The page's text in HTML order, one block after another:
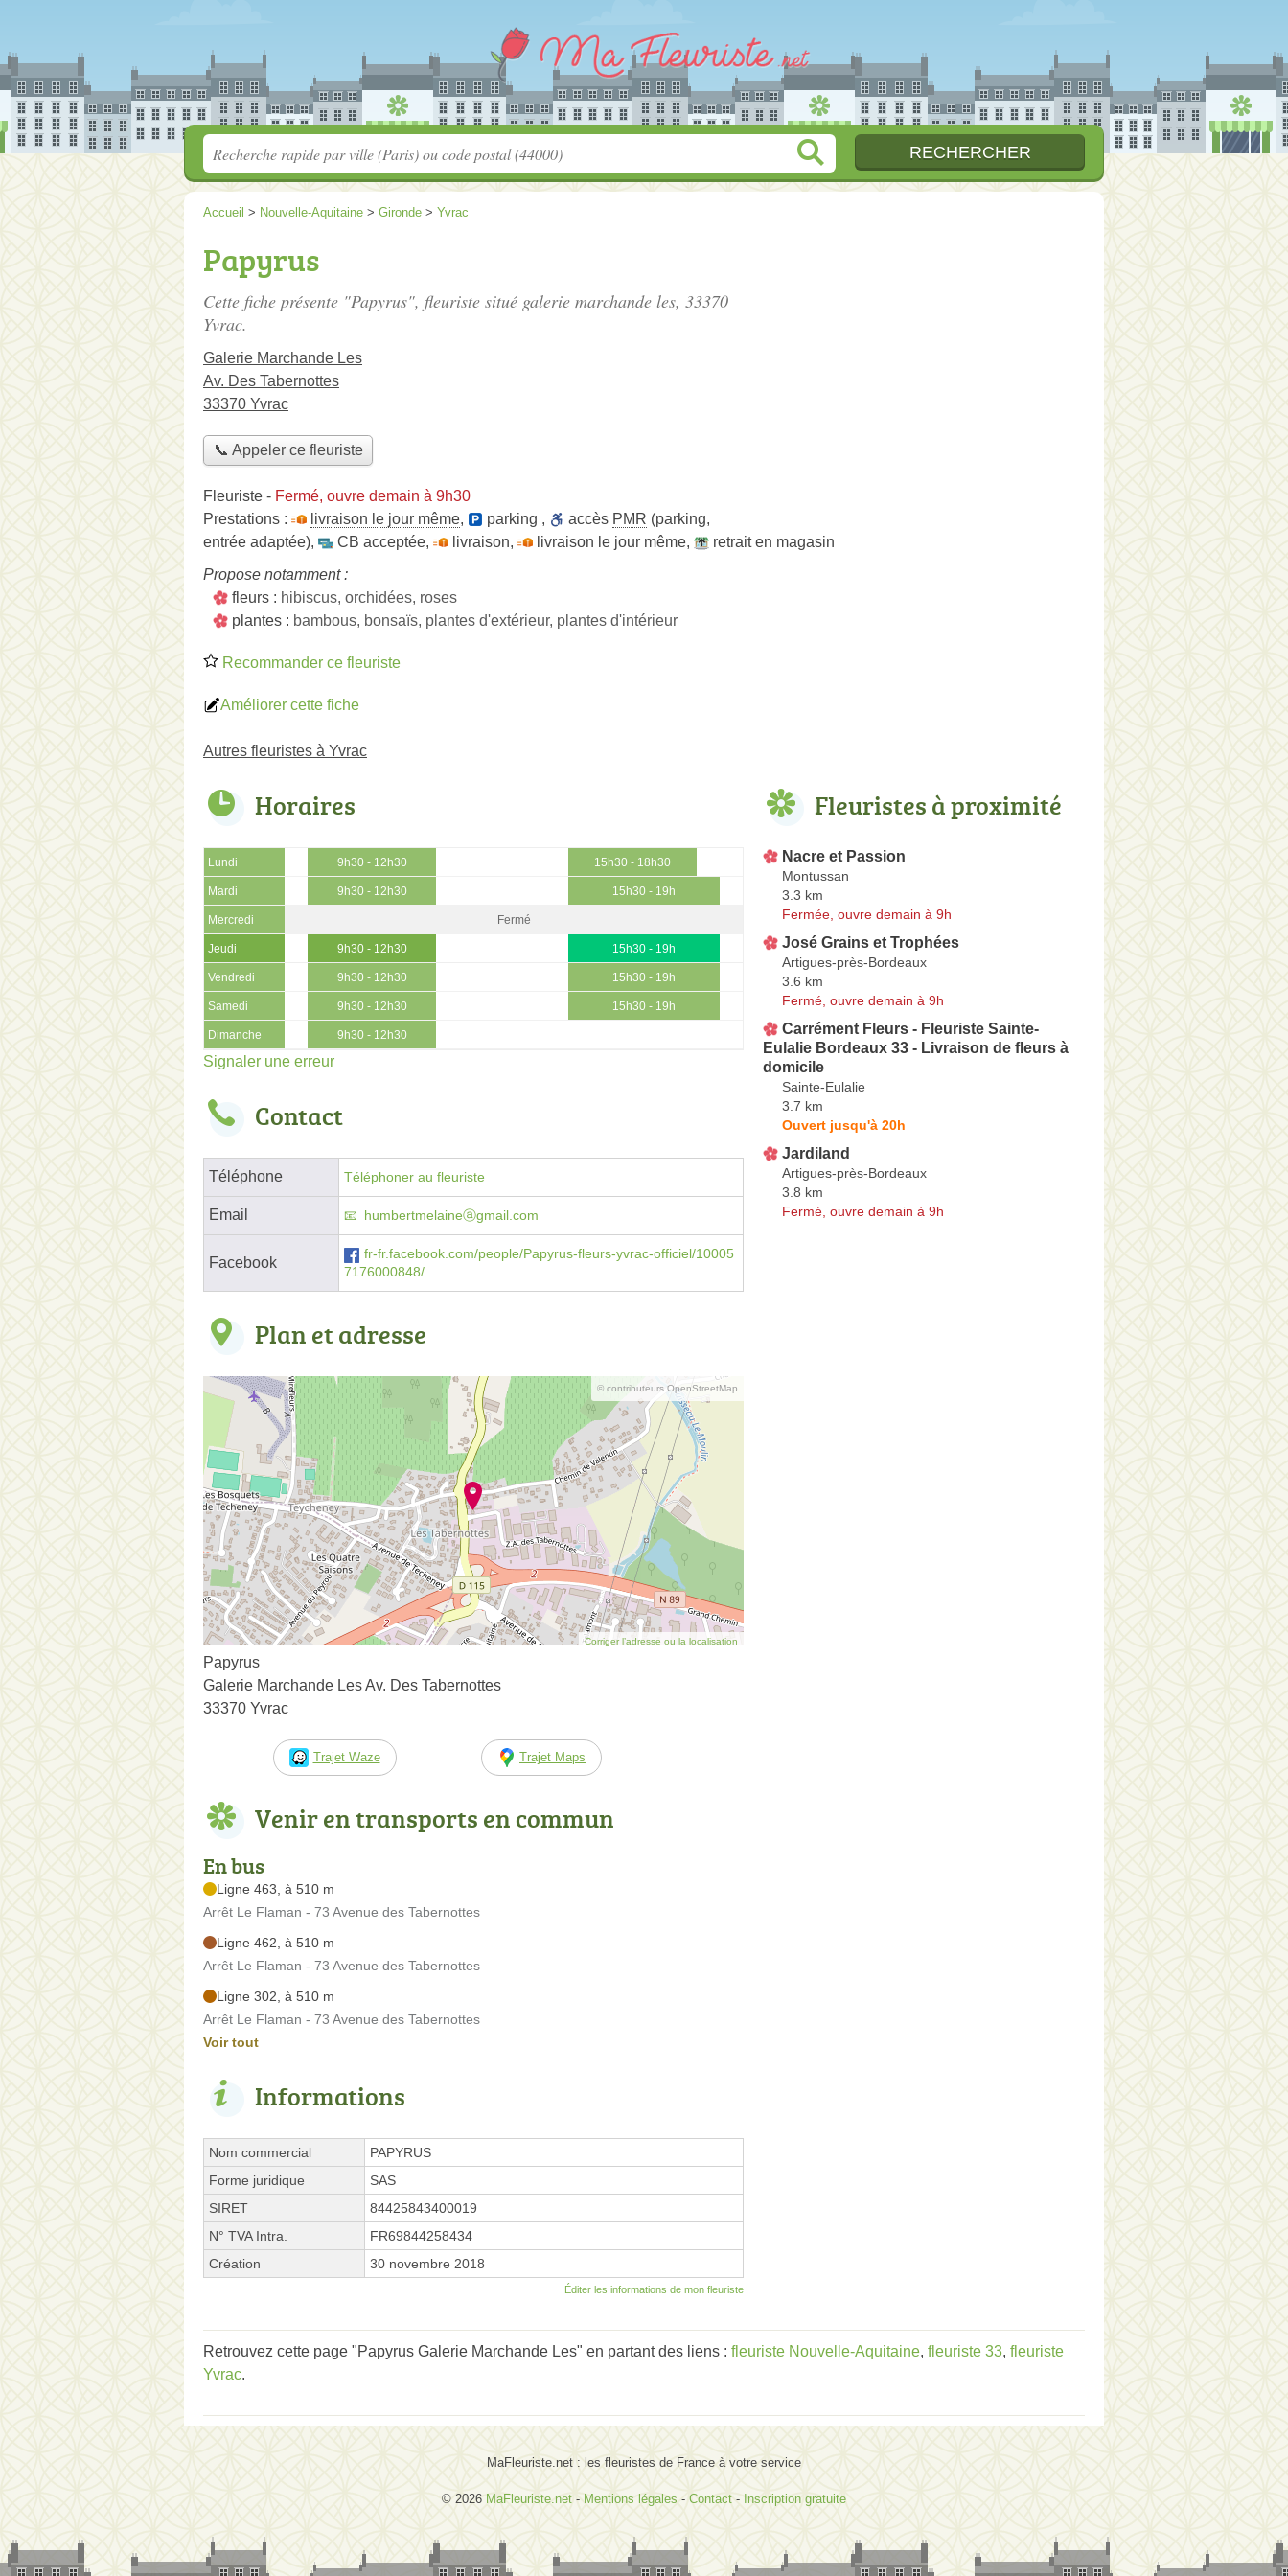
Accueil > Nouvelle-Aquitaine > Gironde > Yvrac
Papyrus
Cette fiche présente "Papyrus", fleuriste situé galerie marchande les, 33370
Yvrac.
Galerie Marchande Les
Av. Des Tabernottes
33370 Yvrac
📞 Appeler ce fleuriste
Fleuriste - Fermé, ouvre demain à 9h30
Prestations :
livraison le jour même, parking , accès PMR (parking,
entrée adaptée), CB acceptée, livraison, livraison le jour même,
retrait en magasin
Propose notamment :
fleurs : hibiscus, orchidées, roses
plantes : bambous, bonsaïs, plantes d'extérieur, plantes d'intérieur
Recommander ce fleuriste
Améliorer cette fiche
Autres fleuristes à Yvrac
Horaires
Lundi 9h30 - 12h30 15h30 - 18h30
Mardi 9h30 - 12h30 15h30 - 19h
Mercredi Fermé
Jeudi 9h30 - 12h30 15h30 - 19h
Vendredi 9h30 - 12h30 15h30 - 19h
Samedi 9h30 - 12h30 15h30 - 19h
Dimanche 9h30 - 12h30
Signaler une erreur
Contact
Téléphone Téléphoner au fleuriste
Email humbertmelaineⓐgmail.com
Facebook
fr-fr.facebook.com/people/Papyrus-fleurs-yvrac-officiel/10005
7176000848/
Plan et adresse
© contributeurs OpenStreetMap
Corriger l’adresse ou la localisation
Papyrus
Galerie Marchande Les Av. Des Tabernottes
33370 Yvrac
Trajet Waze Trajet Maps
Venir en transports en commun
En bus
Ligne 463, à 510 m
Arrêt Le Flaman - 73 Avenue des Tabernottes
Ligne 462, à 510 m
Arrêt Le Flaman - 73 Avenue des Tabernottes
Ligne 302, à 510 m
Arrêt Le Flaman - 73 Avenue des Tabernottes
Voir tout
Informations
Nom commercial
PAPYRUS
Forme juridique
SAS
SIRET
84425843400019
N° TVA Intra.
FR69844258434
Création
30 novembre 2018
Éditer les informations de mon fleuriste
Fleuristes à proximité
Nacre et Passion
Montussan
3.3 km
Fermée, ouvre demain à 9h
José Grains et Trophées
Artigues-près-Bordeaux
3.6 km
Fermé, ouvre demain à 9h
Carrément Fleurs - Fleuriste Sainte-
Eulalie Bordeaux 33 - Livraison de fleurs à
domicile
Sainte-Eulalie
3.7 km
Ouvert jusqu'à 20h
Jardiland
Artigues-près-Bordeaux
3.8 km
Fermé, ouvre demain à 9h
Retrouvez cette page "Papyrus Galerie Marchande Les" en partant des liens : fleuriste Nouvelle-Aquitaine, fleuriste 33, fleuriste
Yvrac.
MaFleuriste.net : les fleuristes de France à votre service
© 2026 MaFleuriste.net - Mentions légales - Contact - Inscription gratuite